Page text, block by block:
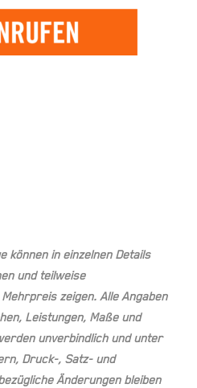
können in einzelnen Details
und teilweise
zeigen. Alle Angaben
Leistungen, Maße und
unverbindlich und unter
Druck-, Satz- und
Änderungen bleiben